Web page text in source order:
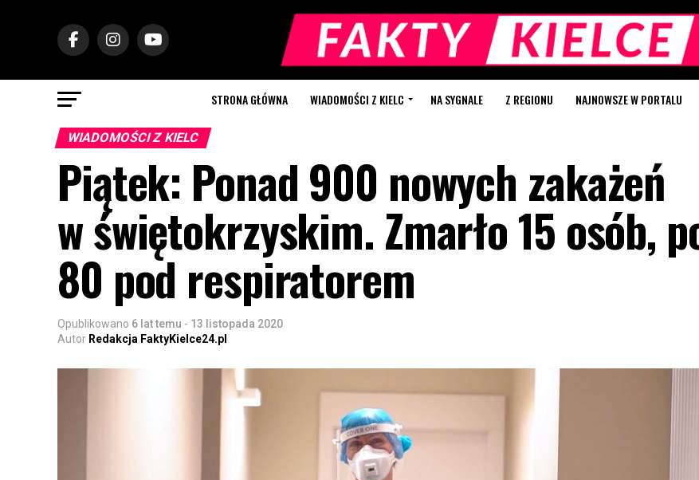
STRONA GŁÓWNA WIADOMOŚCI Z KIELC NA SYGNALE Z REGIONU NAJNOWSZE W PORTALU
WIADOMOŚCI Z KIELC
Piątek: Ponad 900 nowych zakażeń
w świętokrzyskim. Zmarło 15 osób,
80 pod respiratorem
Opublikowano 6 lat temu - 13 listopada 2020
Autor Redakcja FaktyKielce24.pl